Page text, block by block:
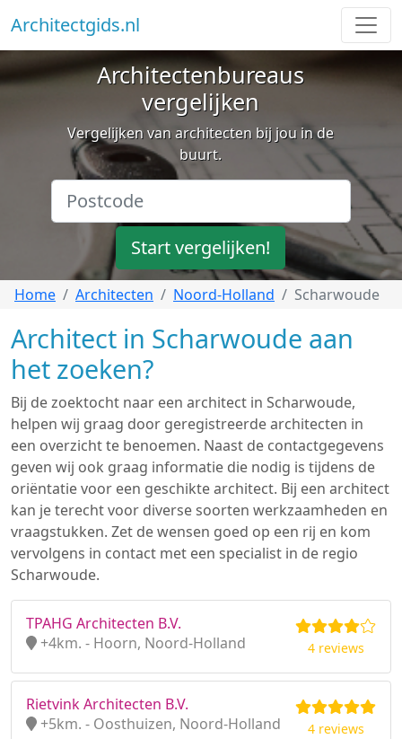
Architectgids.nl
Architectenbureaus
vergelijken
Vergelijken van architecten bij jou in de
buurt.
Start vergelijken!
Home Architecten Noord-Holland Scharwoude
Architect in Scharwoude aan
het zoeken?
Bij de zoektocht naar een architect in Scharwoude,
helpen wij graag door geregistreerde architecten in
een overzicht te benoemen. Naast de contactgegevens
geven wij ook graag informatie die nodig is tijdens de
oriëntatie voor een geschikte architect. Bij een architect
kan je terecht voor diverse soorten werkzaamheden en
vraagstukken. Zet de wensen goed op een rij en kom
vervolgens in contact met een specialist in de regio
Scharwoude.
TPAHG Architecten B.V.
+4km. - Hoorn, Noord-Holland
4 reviews
Rietvink Architecten B.V.
+5km. - Oosthuizen, Noord-Holland
4 reviews